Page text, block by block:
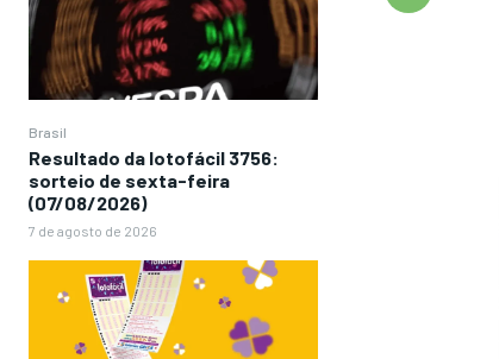
Brasil
Resultado da lotofácil 3756:
sorteio de sexta-feira
(07/08/2026)
7 de agosto de 2026